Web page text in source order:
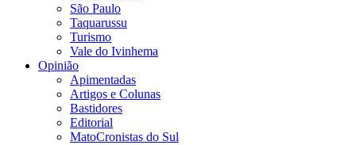
São Paulo
Taquarussu
Turismo
Vale do Ivinhema
Opinião
Apimentadas
Artigos e Colunas
Bastidores
Editorial
MatoCronistas do Sul